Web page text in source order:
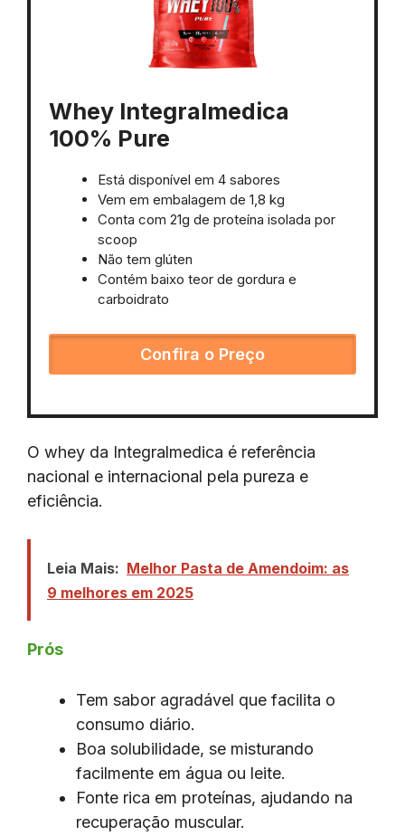
Whey Integralmedica
100% Pure
Está disponível em 4 sabores
Vem em embalagem de 1,8 kg
Conta com 21g de proteína isolada por
scoop
Não tem glúten
Contém baixo teor de gordura e
carboidrato
Confira o Preço
O whey da Integralmedica é referência
nacional e internacional pela pureza e
eficiência.
Leia Mais: Melhor Pasta de Amendoim: as
9 melhores em 2025
Prós
Tem sabor agradável que facilita o
consumo diário.
Boa solubilidade, se misturando
facilmente em água ou leite.
Fonte rica em proteínas, ajudando na
recuperação muscular.